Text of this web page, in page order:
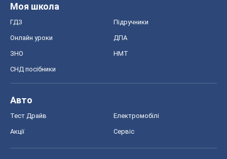
Моя школа
ГДЗ Підручники
Онлайн уроки ДПА
ЗНО НМТ
СНД посібники
Авто
Тест Драйв Електромобілі
Акції Сервіс